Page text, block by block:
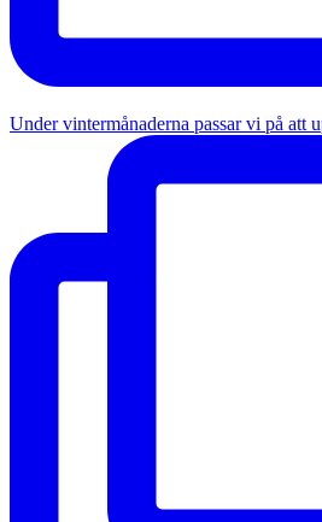
Under vintermånaderna passar vi på att